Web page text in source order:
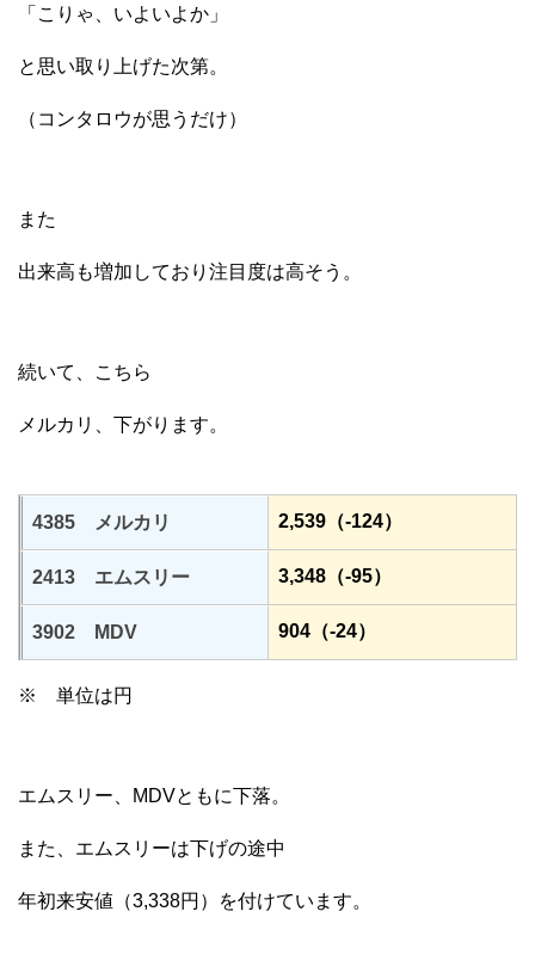
「こりゃ、いよいよか」
と思い取り上げた次第。
（コンタロウが思うだけ）
また
出来高も増加しており注目度は高そう。
続いて、こちら
メルカリ、下がります。
4385 メルカリ 2,539（-124）
2413 エムスリー 3,348（-95）
3902 MDV 904（-24）
※ 単位は円
エムスリー、MDVともに下落。
また、エムスリーは下げの途中
年初来安値（3,338円）を付けています。